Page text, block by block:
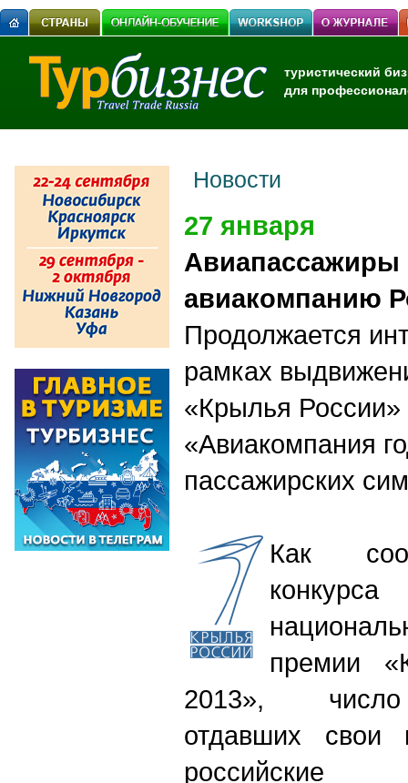
туристический
для
Новости
27 января
авиакомпанию
Продолжается
рамках
«Крылья
«Авиакомпания
пассажирских
Как
премии
2013», число
отдавших свои